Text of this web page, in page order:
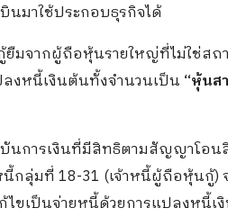
นมาใช้ประกอบธุรกิจได้
ยืมจากผู้ถือหุ้นรายใหญ่ที่ไม่ใช่ส
งหนี้เงินต้นทั้งจำนวนเป็น “หุ้นส
นการเงินที่มีสิทธิตามสัญญาโอน
นี้กลุ่มที่ 18-31 (เจ้าหนี้ผู้ถือหุ้น
ขเป็นจ่ายหนี้ด้วยการแปลงหนี้เ